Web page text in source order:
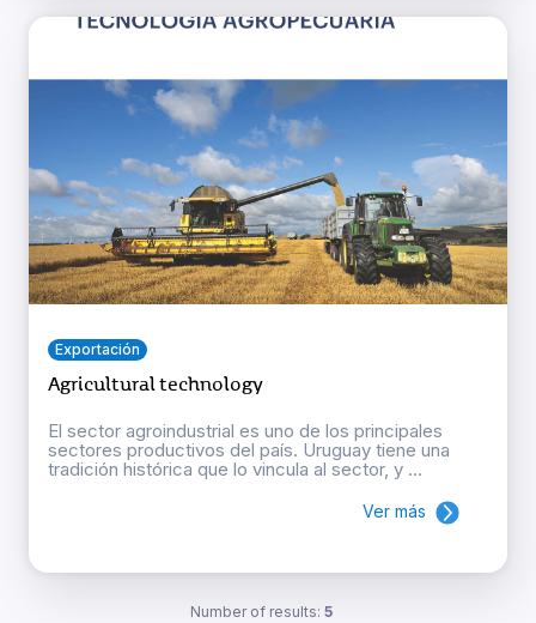
Exportación
Agricultural technology
El sector agroindustrial es uno de los principales
sectores productivos del país. Uruguay tiene una
tradición histórica que lo vincula al sector, y ...
Ver más
Number of results: 5